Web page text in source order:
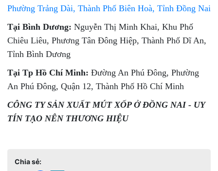
Phường Trảng Dài, Thành Phố Biên Hoà, Tỉnh Đồng Nai
Tại Bình Dương: Nguyễn Thị Minh Khai, Khu Phố
Chiêu Liêu, Phương Tân Đông Hiệp, Thành Phố Dĩ An,
Tỉnh Bình Dương
Tại Tp Hồ Chí Minh: Đường An Phú Đông, Phường
An Phú Đông, Quận 12, Thành Phố Hồ Chí Minh
CÔNG TY SẢN XUẤT MÚT XỐP Ở ĐỒNG NAI - UY
TÍN TẠO NÊN THƯƠNG HIỆU
Chia sẻ: